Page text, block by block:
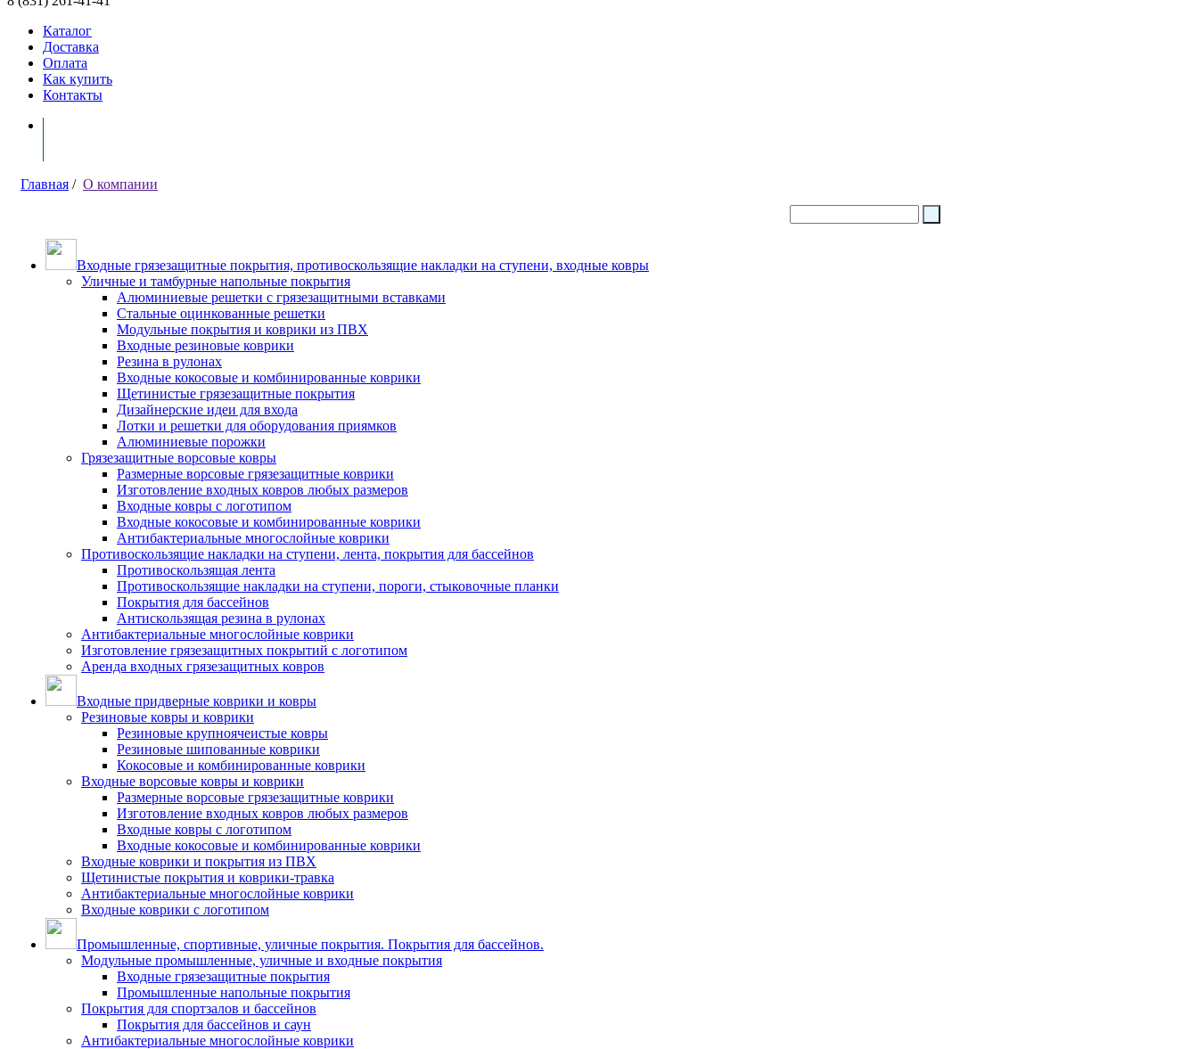
Каталог
Доставка
Оплата
Как купить
Контакты
Главная / О компании
Входные грязезащитные покрытия, противоскользящие накладки на ступени, входные ковры
Уличные и тамбурные напольные покрытия
Алюминиевые решетки с грязезащитными вставками
Стальные оцинкованные решетки
Модульные покрытия и коврики из ПВХ
Входные резиновые коврики
Резина в рулонах
Входные кокосовые и комбинированные коврики
Щетинистые грязезащитные покрытия
Дизайнерские идеи для входа
Лотки и решетки для оборудования приямков
Алюминиевые порожки
Грязезащитные ворсовые ковры
Размерные ворсовые грязезащитные коврики
Изготовление входных ковров любых размеров
Входные ковры с логотипом
Входные кокосовые и комбинированные коврики
Антибактериальные многослойные коврики
Противоскользящие накладки на ступени, лента, покрытия для бассейнов
Противоскользящая лента
Противоскользящие накладки на ступени, пороги, стыковочные планки
Покрытия для бассейнов
Антискользящая резина в рулонах
Антибактериальные многослойные коврики
Изготовление грязезащитных покрытий с логотипом
Аренда входных грязезащитных ковров
Входные придверные коврики и ковры
Резиновые ковры и коврики
Резиновые крупноячеистые ковры
Резиновые шипованные коврики
Кокосовые и комбинированные коврики
Входные ворсовые ковры и коврики
Размерные ворсовые грязезащитные коврики
Изготовление входных ковров любых размеров
Входные ковры с логотипом
Входные кокосовые и комбинированные коврики
Входные коврики и покрытия из ПВХ
Щетинистые покрытия и коврики-травка
Антибактериальные многослойные коврики
Входные коврики с логотипом
Промышленные, спортивные, уличные покрытия. Покрытия для бассейнов.
Модульные промышленные, уличные и входные покрытия
Входные грязезащитные покрытия
Промышленные напольные покрытия
Покрытия для спортзалов и бассейнов
Покрытия для бассейнов и саун
Антибактериальные многослойные коврики